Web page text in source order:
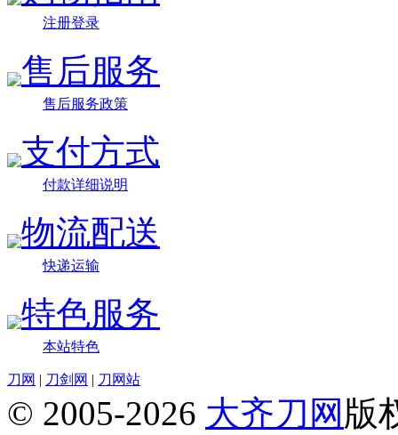
注册登录
售后服务
售后服务政策
支付方式
付款详细说明
物流配送
快递运输
特色服务
本站特色
刀网 | 刀剑网 | 刀网站
© 2005-2026 大齐刀网 版